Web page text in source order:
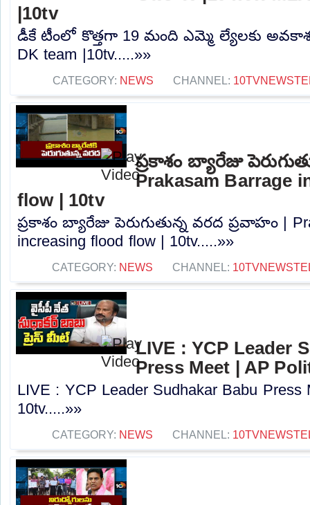
|10tv
డీకే టీంలో కొత్తగా 19 మంది ఎమ్మె ల్యేలకు
DK team |10tv.....»»
CATEGORY: NEWS CHANNEL:
ప్రకాశం బ్యారేజు
Prakasam Barrage
flow | 10tv
ప్రకాశం బ్యారేజు పెరుగుతున్న వరద ప్రవాహం |
increasing flood flow | 10tv.....»»
CATEGORY: NEWS CHANNEL:
LIVE : YCP Leader
Press Meet | AP
LIVE : YCP Leader Sudhakar Babu Press
10tv.....»»
CATEGORY: NEWS CHANNEL: